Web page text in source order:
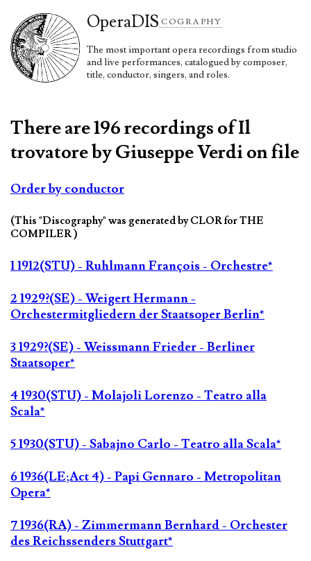
OperaDIS COGRAPHY
The most important opera recordings from studio
and live performances, catalogued by composer,
title, conductor, singers, and roles.
There are 196 recordings of Il
trovatore by Giuseppe Verdi on file
Order by conductor
(This "Discography" was generated by CLOR for THE
COMPILER )
1 1912(STU) - Ruhlmann François - Orchestre*
2 1929?(SE) - Weigert Hermann -
Orchestermitgliedern der Staatsoper Berlin*
3 1929?(SE) - Weissmann Frieder - Berliner
Staatsoper*
4 1930(STU) - Molajoli Lorenzo - Teatro alla
Scala*
5 1930(STU) - Sabajno Carlo - Teatro alla Scala*
6 1936(LE;Act 4) - Papi Gennaro - Metropolitan
Opera*
7 1936(RA) - Zimmermann Bernhard - Orchester
des Reichssenders Stuttgart*